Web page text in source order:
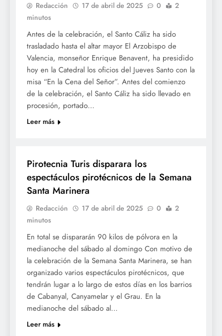
Redacción 17 de abril de 2025 0
2
minutos
Antes de la celebración, el Santo Cáliz ha sido
trasladado hasta el altar mayor El Arzobispo de
Valencia, monseñor Enrique Benavent, ha presidido
hoy en la Catedral los oficios del Jueves Santo con la
misa “En la Cena del Señor”. Antes del comienzo
de la celebración, el Santo Cáliz ha sido llevado en
procesión, portado…
Leer más
Pirotecnia Turis disparara los
espectáculos pirotécnicos de la Semana
Santa Marinera
Redacción 17 de abril de 2025 0
2
minutos
En total se dispararán 90 kilos de pólvora en la
medianoche del sábado al domingo Con motivo de
la celebración de la Semana Santa Marinera, se han
organizado varios espectáculos pirotécnicos, que
tendrán lugar a lo largo de estos días en los barrios
de Cabanyal, Canyamelar y el Grau. En la
medianoche del sábado al…
Leer más